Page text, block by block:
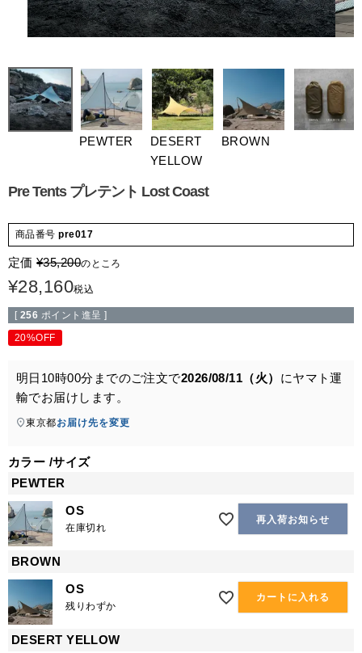
PEWTER
DESERT
YELLOW
BROWN
Pre Tents プレテント Lost Coast
商品番号 pre017
定価 ¥35,200のところ
¥28,160税込
[ 256 ポイント進呈 ]
20%OFF
明日 10時00分 までのご注文で2026/08/11（火） にヤマト運
輸でお届けします。
東京都お届け先を変更
カラー サイズ
PEWTER
OS
在庫切れ
再入荷お知らせ
BROWN
OS
残りわずか
カートに入れる
DESERT YELLOW